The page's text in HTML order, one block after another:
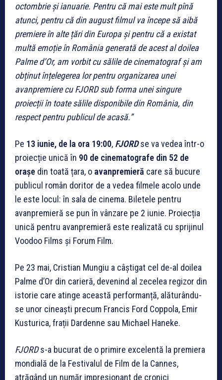
octombrie și ianuarie. Pentru că mai este mult pînă
atunci, pentru că din august filmul va începe să aibă
premiere în alte țări din Europa și pentru că a existat
multă emoție în România generată de acest al doilea
Palme d’Or, am vorbit cu sălile de cinematograf și am
obținut înțelegerea lor pentru organizarea unei
avanpremiere cu FJORD sub forma unei singure
proiecții în toate sălile disponibile din România, din
respect pentru publicul de acasă.”
Pe 13 iunie, de la ora 19:00, FJORDse va vedea într-o
proiecție unică în 90 de cinematografe din 52 de
orașe din toată țara, o avanpremieră care să bucure
publicul român doritor de a vedea filmele acolo unde
le este locul: în sala de cinema. Biletele pentru
avanpremieră se pun în vânzare pe 2 iunie. Proiecția
unică pentru avanpremieră este realizată cu sprijinul
Voodoo Films și Forum Film.
Pe 23 mai, Cristian Mungiu a câștigat cel de-al doilea
Palme d’Or din carieră, devenind al zecelea regizor din
istorie care atinge această performanță, alăturându-
se unor cineaști precum Francis Ford Coppola, Emir
Kusturica, frații Dardenne sau Michael Haneke.
FJORDs-a bucurat de o primire excelentă la premiera
mondială de la Festivalul de Film de la Cannes,
atrăgând un număr impresionant de cronici